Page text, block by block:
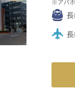
アパ